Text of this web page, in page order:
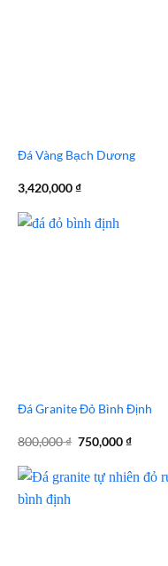
Đá Vàng Bạch Dương
3,420,000₫
Đá Granite Đỏ Bình Định
800,000₫ Giá
800,000 ₫.
750,000₫Giá
là: